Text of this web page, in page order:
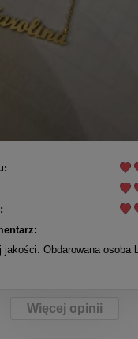
jakości. Obdarowana osoba
Więcej opinii